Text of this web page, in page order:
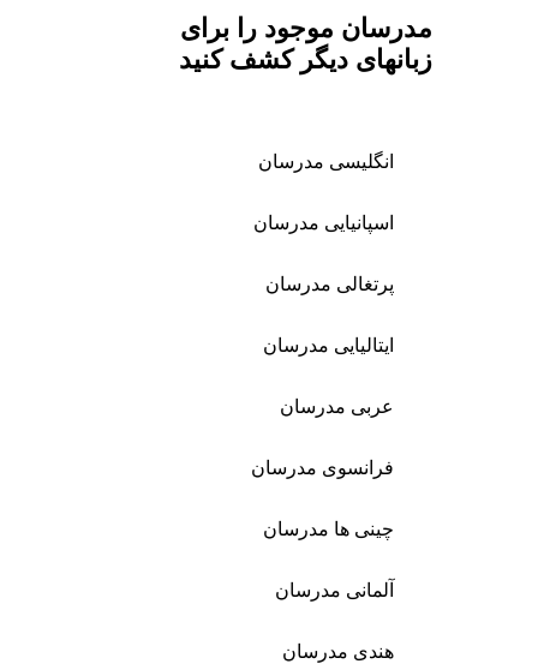
مدرسان موجود را برای
زبانهای دیگر کشف کنید
انگلیسی مدرسان
اسپانیایی مدرسان
پرتغالی مدرسان
ایتالیایی مدرسان
عربی مدرسان
فرانسوی مدرسان
چینی ها مدرسان
آلمانی مدرسان
هندی مدرسان